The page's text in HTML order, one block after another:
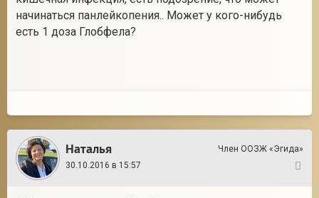
начинаться панлейкопения.. Может у кого-нибудь
есть 1 доза Глобфела?
Наталья
Член ООЗЖ «Эгида»
30.10.2016 в 15:57